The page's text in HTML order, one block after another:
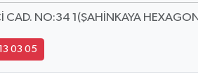
CAD. NO:34 1(ŞAHİNKAYA
03 05